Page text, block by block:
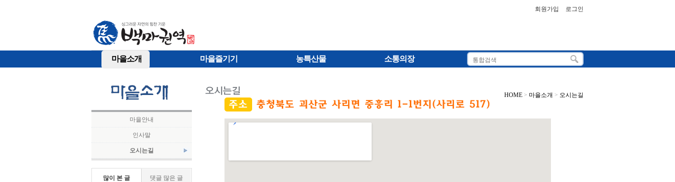
회원가입 로그인
마을소개 마을즐기기 농특산물 소통의장
마을안내
인사말
오시는길
많이 본 글 댓글 많은 글
HOME > 마을소개 > 오시는길